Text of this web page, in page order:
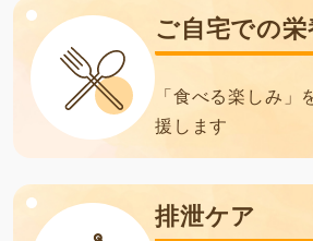
ご自宅での
「食べる楽しみ」
援します
排泄ケア